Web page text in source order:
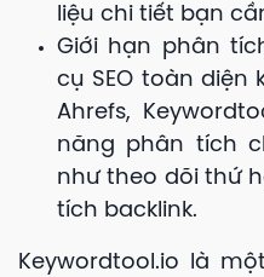
liệu chi tiết bạn
Giới hạn phân
cụ SEO toàn diện
Ahrefs,
năng phân tích
như theo dõi thứ
tích backlink.
Keywordtool.io là